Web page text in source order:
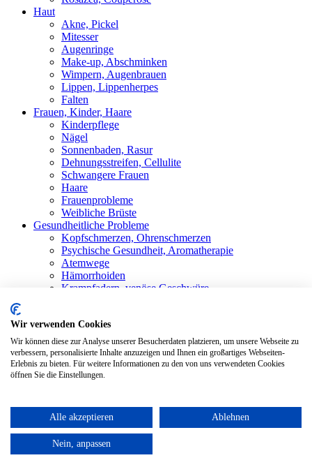
Haut
Akne, Pickel
Mitesser
Augenringe
Make-up, Abschminken
Wimpern, Augenbrauen
Lippen, Lippenherpes
Falten
Frauen, Kinder, Haare
Kinderpflege
Nägel
Sonnenbaden, Rasur
Dehnungsstreifen, Cellulite
Schwangere Frauen
Haare
Frauenprobleme
Weibliche Brüste
Gesundheitliche Probleme
Kopfschmerzen, Ohrenschmerzen
Psychische Gesundheit, Aromatherapie
Atemwege
Hämorrhoiden
Krampfadern, venöse Geschwüre
Rheumatismus, Gelenkschmerzen
Mundhöhle
Magenbeschwerden
ShopAlle Produkte
Kontakt
Anmelden / Registrieren
Warenkorb
Wir verwenden Cookies
Wir können diese zur Analyse unserer Besucherdaten platzieren, um unsere Webseite zu
verbessern, personalisierte Inhalte anzuzeigen und Ihnen ein großartiges Webseiten-
Erlebnis zu bieten. Für weitere Informationen zu den von uns verwendeten Cookies
öffnen Sie die Einstellungen.
Alle akzeptieren Ablehnen
Nein, anpassen